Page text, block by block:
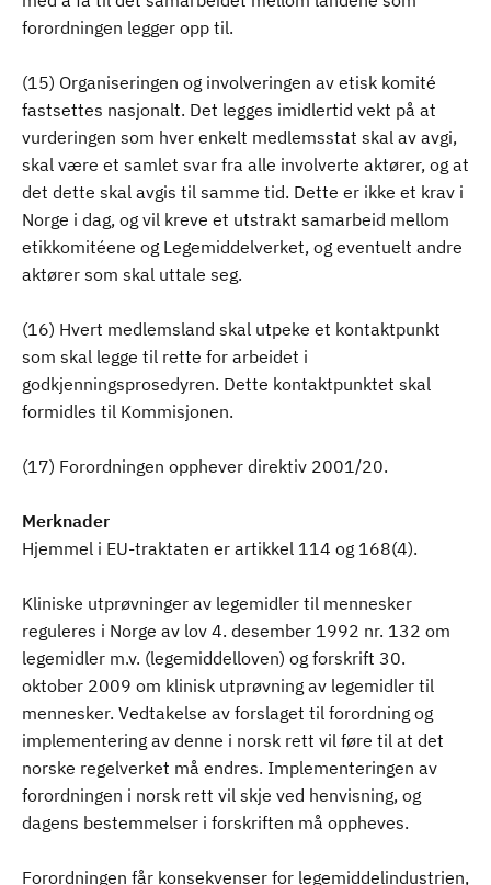
forordningen legger opp til.
(15) Organiseringen og involveringen av etisk komité
fastsettes nasjonalt. Det legges imidlertid vekt på at
vurderingen som hver enkelt medlemsstat skal av avgi,
skal være et samlet svar fra alle involverte aktører, og at
det dette skal avgis til samme tid. Dette er ikke et krav i
Norge i dag, og vil kreve et utstrakt samarbeid mellom
etikkomitéene og Legemiddelverket, og eventuelt andre
aktører som skal uttale seg.
(16) Hvert medlemsland skal utpeke et kontaktpunkt
som skal legge til rette for arbeidet i
godkjenningsprosedyren. Dette kontaktpunktet skal
formidles til Kommisjonen.
(17) Forordningen opphever direktiv 2001/20.
Merknader
Hjemmel i EU-traktaten er artikkel 114 og 168(4).
Kliniske utprøvninger av legemidler til mennesker
reguleres i Norge av lov 4. desember 1992 nr. 132 om
legemidler m.v. (legemiddelloven) og forskrift 30.
oktober 2009 om klinisk utprøvning av legemidler til
mennesker. Vedtakelse av forslaget til forordning og
implementering av denne i norsk rett vil føre til at det
norske regelverket må endres. Implementeringen av
forordningen i norsk rett vil skje ved henvisning, og
dagens bestemmelser i forskriften må oppheves.
Forordningen får konsekvenser for legemiddelindustrien,